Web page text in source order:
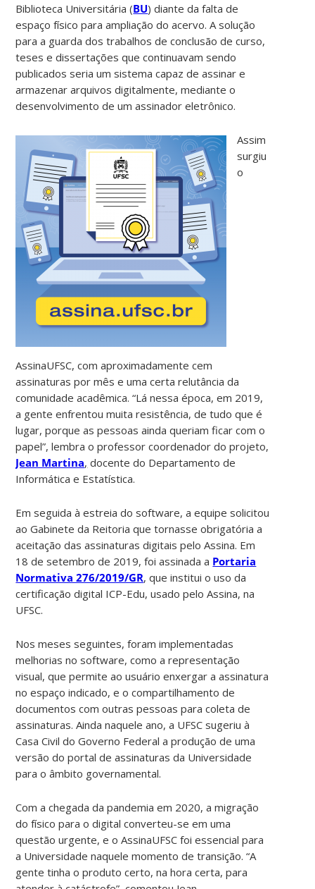
Biblioteca Universitária (BU) diante da falta de
espaço físico para ampliação do acervo. A solução
para a guarda dos trabalhos de conclusão de curso,
teses e dissertações que continuavam sendo
publicados seria um sistema capaz de assinar e
armazenar arquivos digitalmente, mediante o
desenvolvimento de um assinador eletrônico.
Assim
surgiu
o
AssinaUFSC, com aproximadamente cem
assinaturas por mês e uma certa relutância da
comunidade acadêmica. “Lá nessa época, em 2019,
a gente enfrentou muita resistência, de tudo que é
lugar, porque as pessoas ainda queriam ficar com o
papel”, lembra o professor coordenador do projeto,
Jean Martina, docente do Departamento de
Informática e Estatística.
Em seguida à estreia do software, a equipe solicitou
ao Gabinete da Reitoria que tornasse obrigatória a
aceitação das assinaturas digitais pelo Assina. Em
18 de setembro de 2019, foi assinada a Portaria
Normativa 276/2019/GR, que institui o uso da
certificação digital ICP-Edu, usado pelo Assina, na
UFSC.
Nos meses seguintes, foram implementadas
melhorias no software, como a representação
visual, que permite ao usuário enxergar a assinatura
no espaço indicado, e o compartilhamento de
documentos com outras pessoas para coleta de
assinaturas. Ainda naquele ano, a UFSC sugeriu à
Casa Civil do Governo Federal a produção de uma
versão do portal de assinaturas da Universidade
para o âmbito governamental.
Com a chegada da pandemia em 2020, a migração
do físico para o digital converteu-se em uma
questão urgente, e o AssinaUFSC foi essencial para
a Universidade naquele momento de transição. “A
gente tinha o produto certo, na hora certa, para